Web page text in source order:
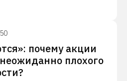
почему акции
плохого